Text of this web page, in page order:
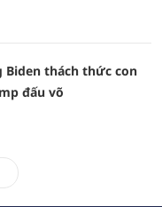
Biden thách thức con
đấu võ